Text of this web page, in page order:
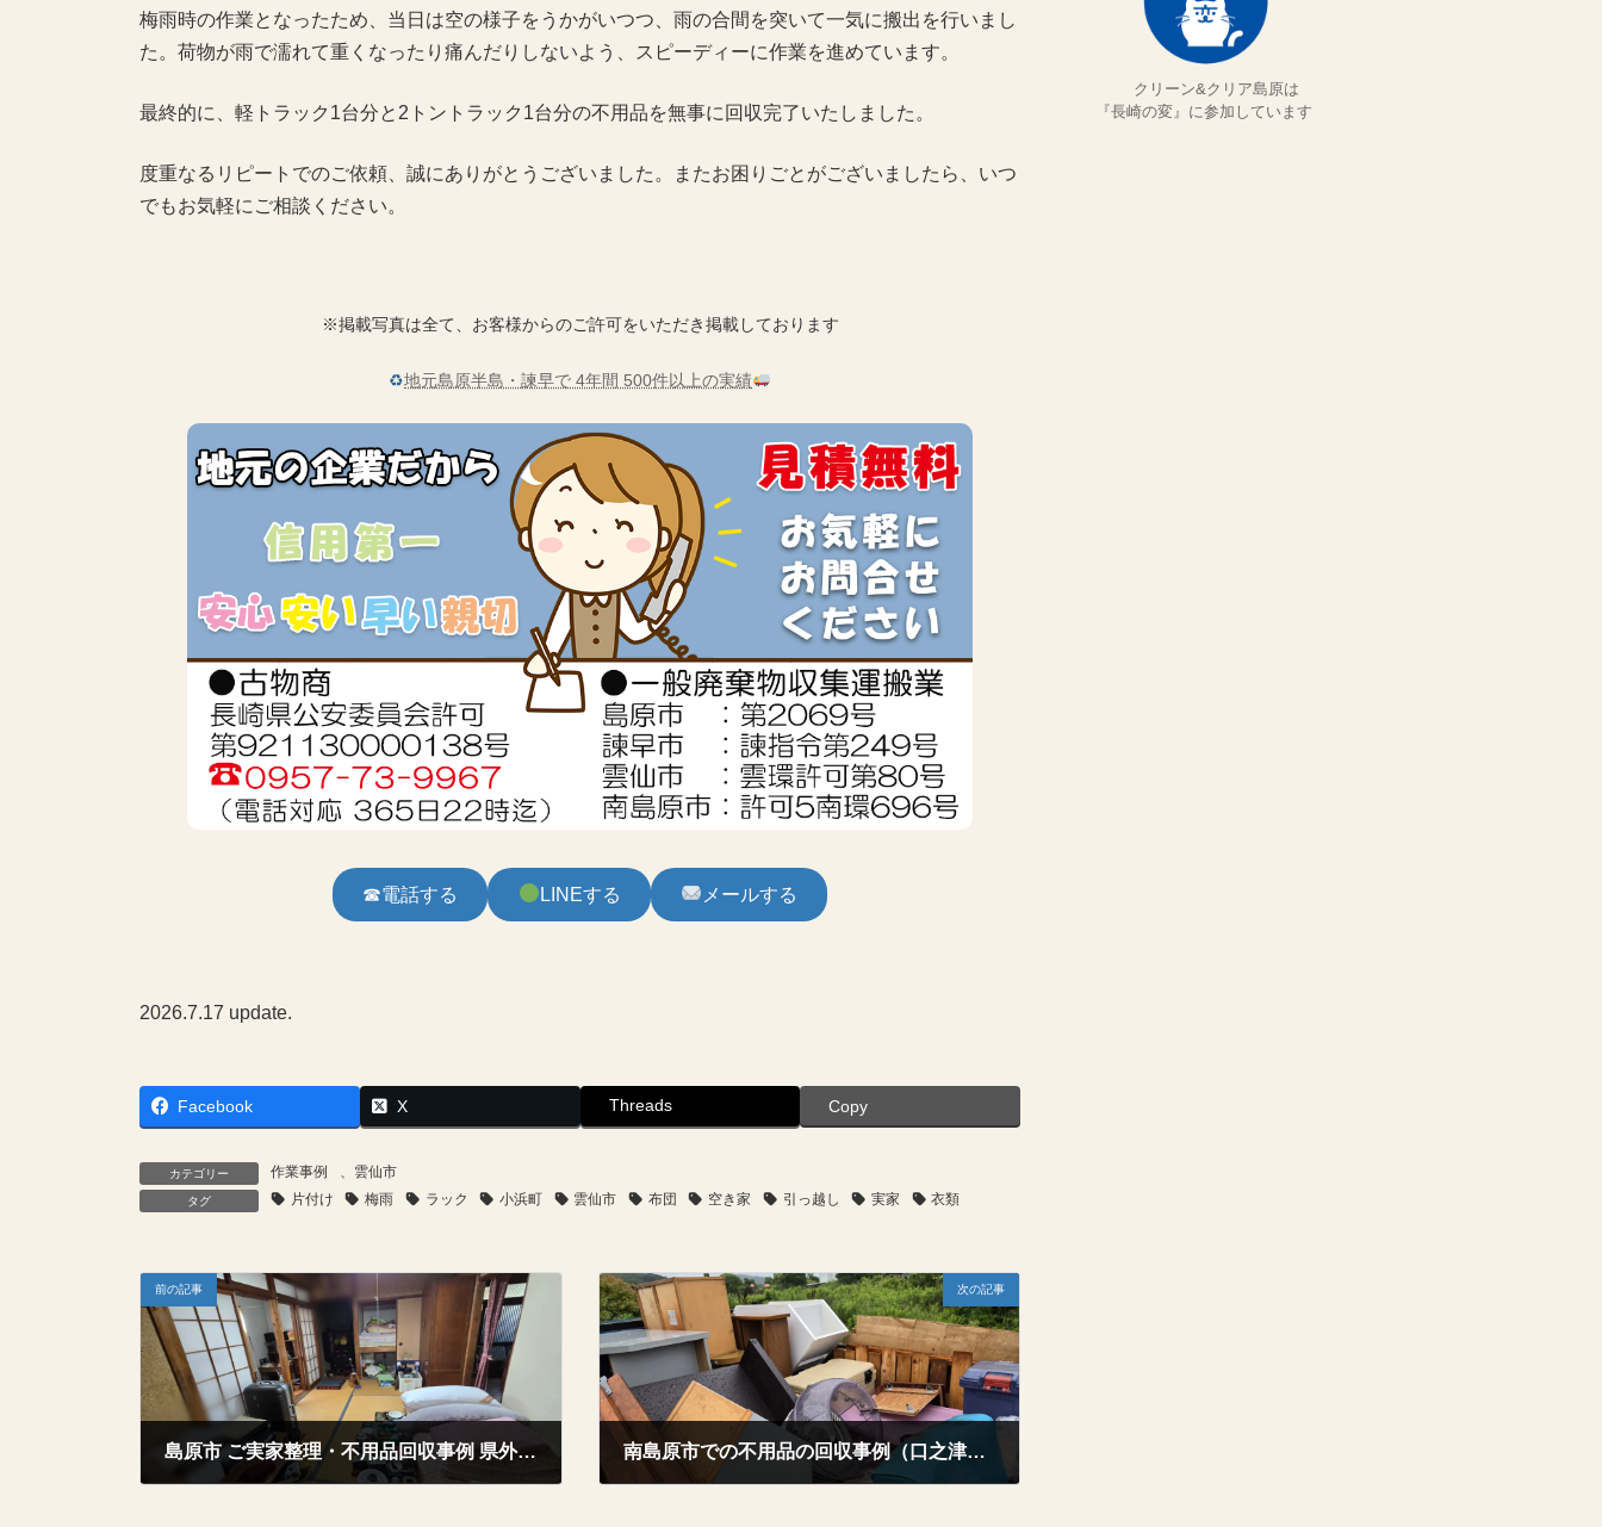
梅雨時の作業となったため、当日は空の様子をうかがいつつ、雨の合間を突いて一気に搬出を行いまし
た。荷物が雨で濡れて重くなったり痛んだりしないよう、スピーディーに作業を進めています。
最終的に、軽トラック1台分と2トントラック1台分の不用品を無事に回収完了いたしました。
度重なるリピートでのご依頼、誠にありがとうございました。またお困りごとがございましたら、いつ
でもお気軽にご相談ください。
※掲載写真は全て、お客様からのご許可をいただき掲載しております
♻地元島原半島・諫早で 4年間 500件以上の実績
☎電話する LINEする メールする
2026.7.17 update.
Facebook X Threads Copy
カテゴリー 作業事例 、 雲仙市
タグ 片付け 梅雨 ラック 小浜町 雲仙市 布団 空き家 引っ越し 実家 衣類
前の記事
島原市 ご実家整理・不用品回収事例 県外在住のご親族様からのご依頼（森岳地区）
次の記事
南島原市での不用品の回収事例（口之津町）
クリーン&クリア島原は
『長崎の変』に参加しています